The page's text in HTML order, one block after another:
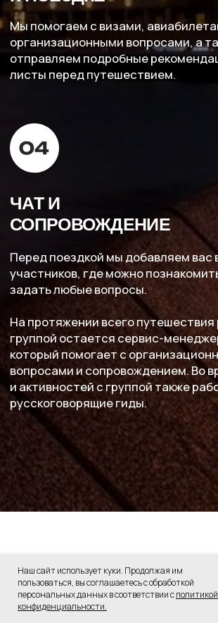
Наш сайт использует куки. Продолжая им
пользоваться, вы соглашаетесь с обработкой
персональных данных в соответствии сполитикой
конфиденциальности.